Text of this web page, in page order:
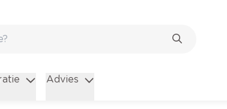
Advies